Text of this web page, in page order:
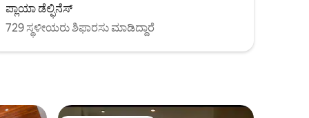
ಪ್ಲಾಯಾ ಡೆಲ್ಫಿನೆಸ್
729 ಸ್ಥಳೀಯರು ಶಿಫಾರಸು ಮಾಡಿದ್ದಾರೆ